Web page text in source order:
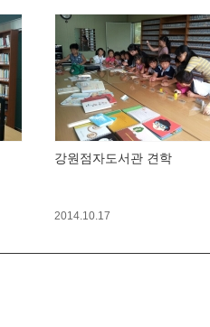
강원점자도서관 견학
2014.10.17